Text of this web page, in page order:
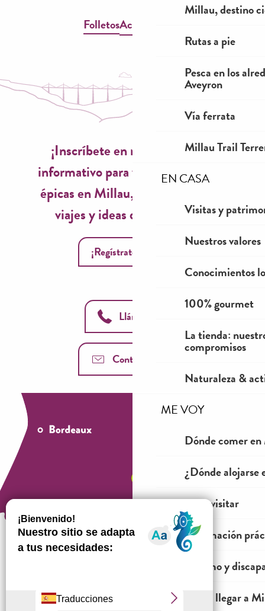
Millau, destino
Rutas a pie
Pesca en los
Aveyron
Vía ferrata
Millau Trail
EN CASA
Visitas y
Nuestros valores
Conocimientos
100% gourmet
La tienda:
compromisos
Naturaleza &
ME VOY
Dónde comer
¿Dónde alojarse
Ver y visitar
Información
Turismo y
Cómo llegar a
FolletosAccesibilidad
¡Inscríbete en nuestro boletín
informativo para vivir experiencias
épicas en Millau, inspiraciones de
viajes y ideas de temporada!
¡Regístrate ahora!
Llámanos
Contáctenos